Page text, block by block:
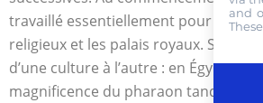
travaillé essentiellement pour
religieux et les palais royaux. Sa
d’une culture à l’autre : en Égypte, il
magnificence du pharaon tandis
and